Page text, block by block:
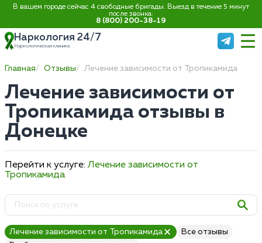
В вашем городе сейчас 4 свободные бригады. Выезд в течение 5 минут
после звонка:
8 (800) 200-38-19
Наркология 24/7
Наркологическая клиника
Главная Отзывы Лечение зависимости от Тропикамида
Лечение зависимости от
Тропикамида отзывы в
Донецке
Перейти к услуге:Лечение зависимости от
Тропикамида
Лечение зависимости от Тропикамида
Все отзывы